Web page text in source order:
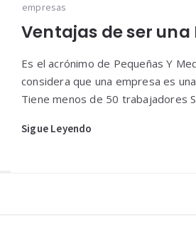
empresas
Ventajas de ser una
Es el acrónimo de Pequeñas Y
considera que una empresa es
Tiene menos de 50 trabajadores
Sigue Leyendo